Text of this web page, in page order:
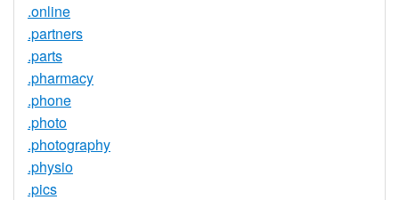
.online
.partners
.parts
.pharmacy
.phone
.photo
.photography
.physio
.pics